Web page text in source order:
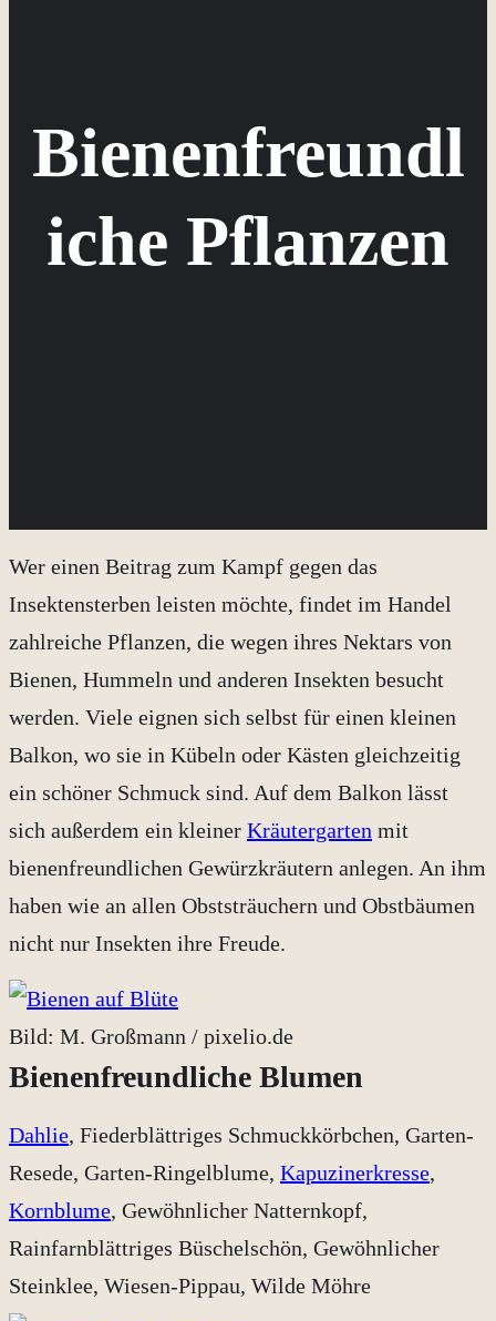
Bienenfreundl
iche Pflanzen
Wer einen Beitrag zum Kampf gegen das
Insektensterben leisten möchte, findet im Handel
zahlreiche Pflanzen, die wegen ihres Nektars von
Bienen, Hummeln und anderen Insekten besucht
werden. Viele eignen sich selbst für einen kleinen
Balkon, wo sie in Kübeln oder Kästen gleichzeitig
ein schöner Schmuck sind. Auf dem Balkon lässt
sich außerdem ein kleiner Kräutergarten mit
bienenfreundlichen Gewürzkräutern anlegen. An ihm
haben wie an allen Obststräuchern und Obstbäumen
nicht nur Insekten ihre Freude.
Bild: M. Großmann / pixelio.de
Bienenfreundliche Blumen
Dahlie, Fiederblättriges Schmuckkörbchen, Garten-
Resede, Garten-Ringelblume, Kapuzinerkresse,
Kornblume, Gewöhnlicher Natternkopf,
Rainfarnblättriges Büschelschön, Gewöhnlicher
Steinklee, Wiesen-Pippau, Wilde Möhre